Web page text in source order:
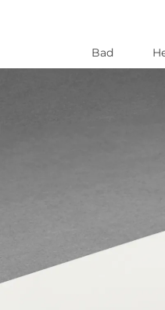
Bad